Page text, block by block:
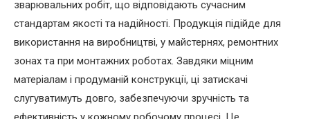
зварювальних робіт, що відповідають сучасним
стандартам якості та надійності. Продукція підійде для
використання на виробництві, у майстернях, ремонтних
зонах та при монтажних роботах. Завдяки міцним
матеріалам і продуманій конструкції, ці затискачі
слугуватимуть довго, забезпечуючи зручність та